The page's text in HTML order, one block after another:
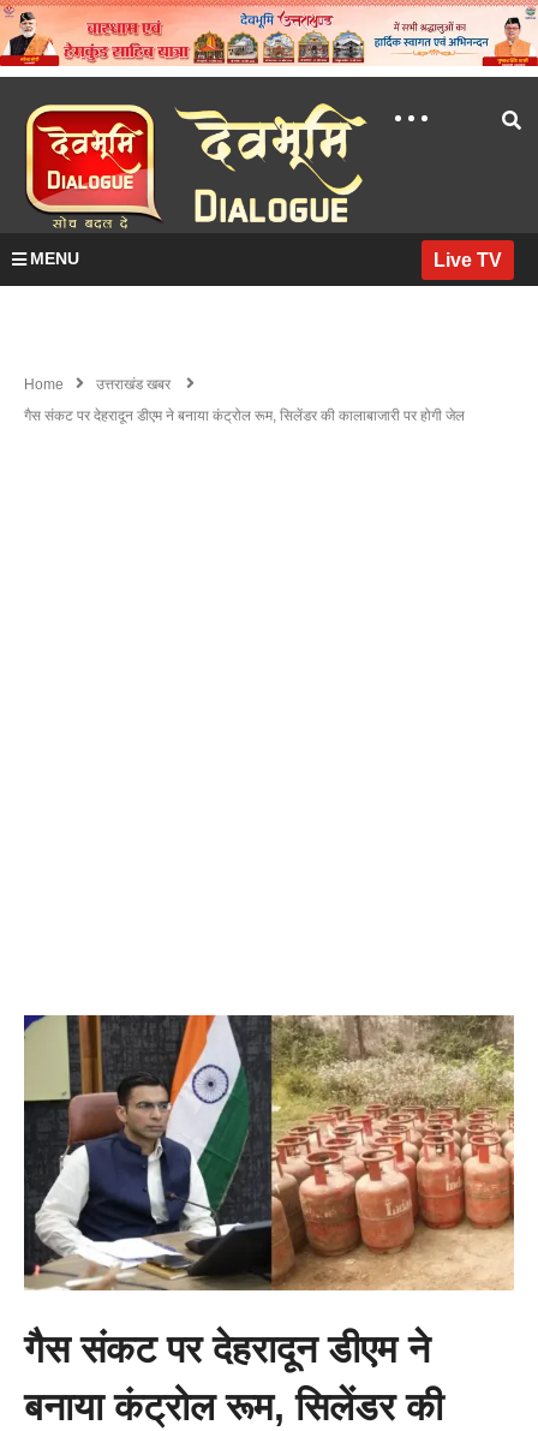
MENU Live TV
Home
उत्तराखंड खबर
गैस संकट पर देहरादून डीएम ने बनाया कंट्रोल रूम, सिलेंडर की कालाबाजारी पर होगी जेल
गैस संकट पर देहरादून डीएम ने
बनाया कंट्रोल रूम, सिलेंडर की